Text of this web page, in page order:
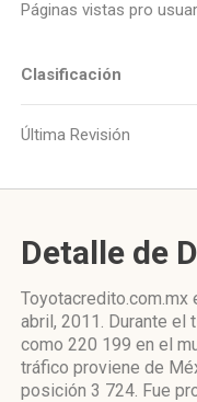
Páginas vistas pro
Clasificación
Última Revisión
Detalle de
abril, 2011. Durante el
como 220 199 en el
tráfico proviene de
posición 3 724. Fue